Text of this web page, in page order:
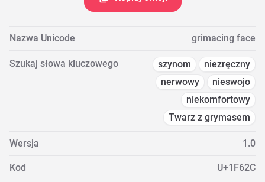
Nazwa Unicode grimacing face
Szukaj słowa kluczowego szynom
niezręczny
nerwowy
nieswojo
niekomfortowy
Twarz z grymasem
Wersja 1.0
Kod U+1F62C